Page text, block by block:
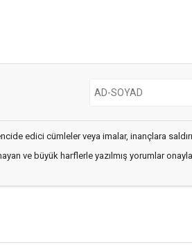
edici cümleler veya imalar, inançlara
ve büyük harflerle yazılmış yorumlar